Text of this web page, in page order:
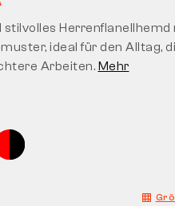
stilvolles Herrenflanellhemd
ideal für den Alltag,
Arbeiten. Mehr